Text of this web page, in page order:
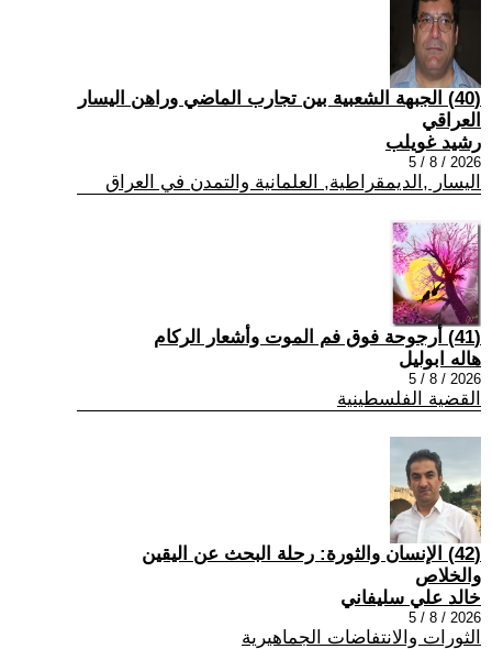
(40) الجبهة الشعبية بين تجارب الماضي وراهن اليسار
العراقي
رشيد غويلب
2026 / 8 / 5
اليسار ,الديمقراطية, العلمانية والتمدن في العراق
(41) أرجوحة فوق فم الموت وأشعار الركام
هاله ابوليل
2026 / 8 / 5
القضية الفلسطينية
(42) الإنسان والثورة: رحلة البحث عن اليقين
والخلاص
خالد علي سليفاني
2026 / 8 / 5
الثورات والانتفاضات الجماهيرية